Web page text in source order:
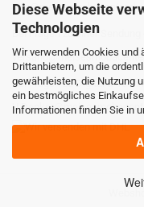
Diese Webseite
Technologien
Wir verwenden Cookies und
Drittanbietern, um die
gewährleisten, die Nutzung
ein bestmögliches
Informationen finden Sie in
info@meisesmobacenter.de
Bei Fragen zu einer Sendung
Bei Fragen zu Digital &